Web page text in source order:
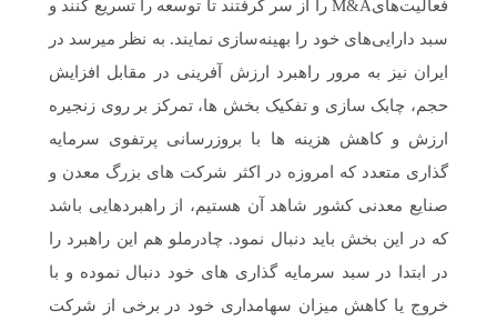
فعالیت‌هایM&A را از سر گرفتند تا توسعه را تسریع کنند و
سبد دارایی‌های خود را بهینه‌سازی نمایند. به نظر میرسد در
ایران نیز به مرور راهبرد ارزش آفرینی در مقابل افزایش
حجم، چابک سازی و تفکیک بخش ها، تمرکز بر روی زنجیره
ارزش و کاهش هزینه ها با بروزرسانی پرتفوی سرمایه
گذاری متعدد که امروزه در اکثر شرکت های بزرگ معدن و
صنایع معدنی کشور شاهد آن هستیم، از راهبردهایی باشد
که در این بخش باید دنبال نمود. چادرملو هم این راهبرد را
در ابتدا در سبد سرمایه گذاری های خود دنبال نموده و با
خروج یا کاهش میزان سهامداری خود در برخی از شرکت